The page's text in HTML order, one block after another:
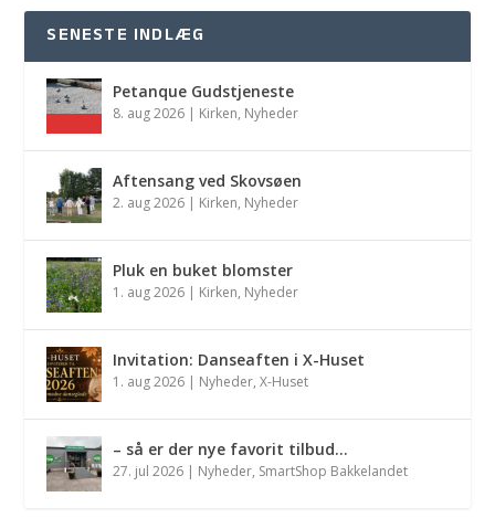
SENESTE INDLÆG
Petanque Gudstjeneste
8. aug 2026 | Kirken, Nyheder
Aftensang ved Skovsøen
2. aug 2026 | Kirken, Nyheder
Pluk en buket blomster
1. aug 2026 | Kirken, Nyheder
Invitation: Danseaften i X-Huset
1. aug 2026 | Nyheder,X-Huset
– så er der nye favorit tilbud…
27. jul 2026 | Nyheder, SmartShop Bakkelandet